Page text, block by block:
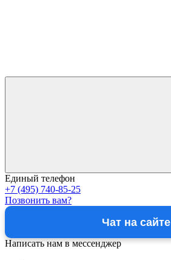
Единый телефон
+7 (495) 740-85-25
Позвонить вам?
Чат на сайте
Написать нам в мессенджер